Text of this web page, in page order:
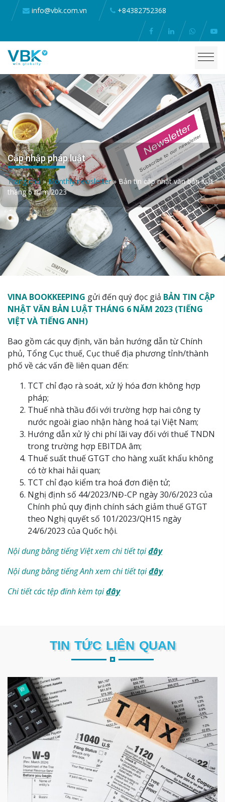
info@vbk.com.vn +84382752368
Cập nhập pháp luật
Trang chủ»Monthly newsletter»Bản tin cập nhật văn bản luật
tháng 6 năm 2023
VINA BOOKKEEPING gửi đến quý đọc giả BẢN TIN CẬP
NHẬT VĂN BẢN LUẬT THÁNG 6 NĂM 2023 (TIẾNG
VIỆT VÀ TIẾNG ANH)
Bao gồm các quy định, văn bản hướng dẫn từ Chính
phủ, Tổng Cục thuế, Cục thuế địa phương tỉnh/thành
phố về các vấn đề liên quan đến:
TCT chỉ đạo rà soát, xử lý hóa đơn không hợp
pháp;
Thuế nhà thầu đối với trường hợp hai công ty
nước ngoài giao nhận hàng hoá tại Việt Nam;
Hướng dẫn xử lý chi phí lãi vay đối với thuế TNDN
trong trường hợp EBITDA âm;
Thuế suất thuế GTGT cho hàng xuất khẩu không
có tờ khai hải quan;
TCT chỉ đạo kiểm tra hoá đơn điện tử;
Nghị định số 44/2023/NĐ-CP ngày 30/6/2023 của
Chính phủ quy định chính sách giảm thuế GTGT
theo Nghị quyết số 101/2023/QH15 ngày
24/6/2023 của Quốc hội.
Nội dung bằng tiếng Việt xem chi tiết tạiđây
Nội dung bằng tiếng Anh xem chi tiết tạiđây
Chi tiết các tệp đính kèm tạiđây
TIN TỨC LIÊN QUAN